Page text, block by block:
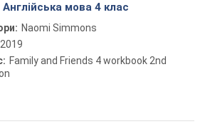
мова 4 клас
Naomi Simmons
2019
Family and Friends 4 workbook 2nd